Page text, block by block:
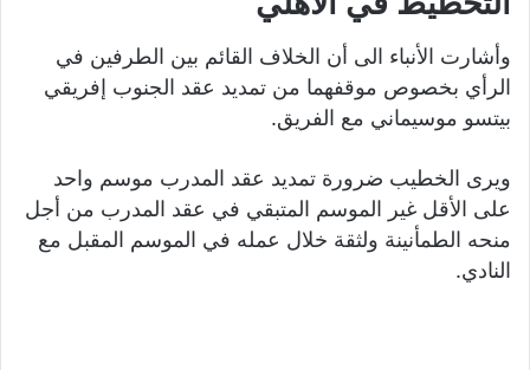
وأشارت الأنباء الى أن الخلاف القائم بين الطرفين في
الرأي بخصوص موقفهما من تمديد عقد الجنوب إفريقي
بيتسو موسيماني مع الفريق.
ويرى الخطيب ضرورة تمديد عقد المدرب موسم واحد
على الأقل غير الموسم المتبقي في عقد المدرب من أجل
منحه الطمأنينة ولثقة خلال عمله في الموسم المقبل مع
النادي.